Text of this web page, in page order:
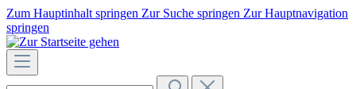
Zum Hauptinhalt springen Zur Suche springen Zur Hauptnavigation
springen